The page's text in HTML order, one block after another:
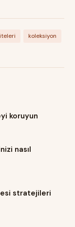
koleksiyon
koruyun
nasıl
stratejileri